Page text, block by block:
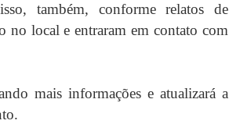
também, conforme relatos de
no local e entraram em contato com
mais informações e atualizará a